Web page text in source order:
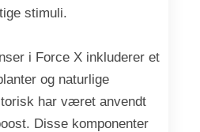
stimuli.
i Force X inkluderer et
og naturlige
har været anvendt
Disse komponenter